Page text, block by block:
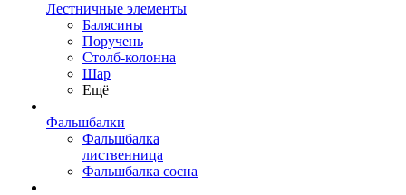
Лестничные элементы
Балясины
Поручень
Столб-колонна
Шар
Ещё
Фальшбалки
Фальшбалка
лиственница
Фальшбалка сосна